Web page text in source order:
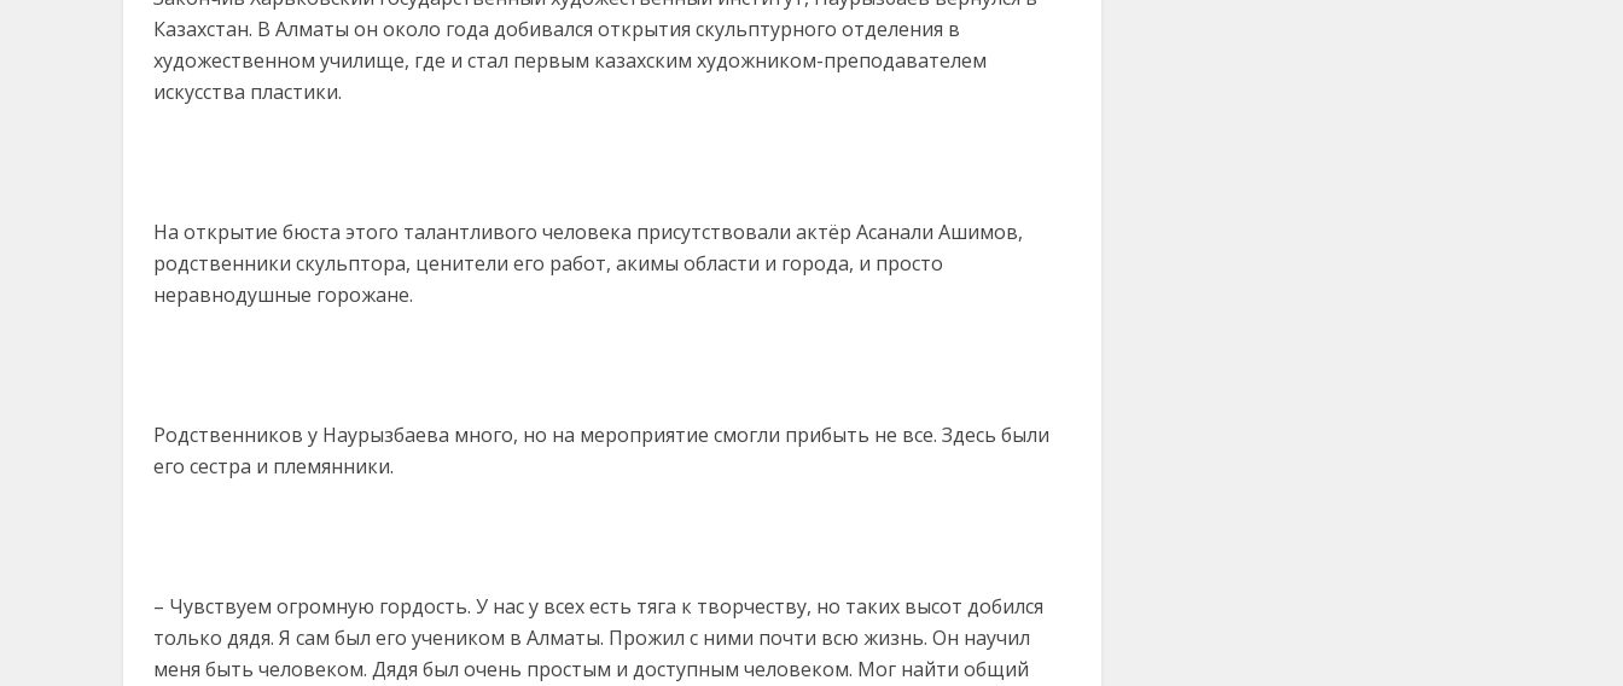
Казахстан. В Алматы он около года добивался открытия скульптурного отделения в
художественном училище, где и стал первым казахским художником-преподавателем
искусства пластики.
На открытие бюста этого талантливого человека присутствовали актёр Асанали Ашимов,
родственники скульптора, ценители его работ, акимы области и города, и просто
неравнодушные горожане.
Родственников у Наурызбаева много, но на мероприятие смогли прибыть не все. Здесь были
его сестра и племянники.
– Чувствуем огромную гордость. У нас у всех есть тяга к творчеству, но таких высот добился
только дядя. Я сам был его учеником в Алматы. Прожил с ними почти всю жизнь. Он научил
меня быть человеком. Дядя был очень простым и доступным человеком. Мог найти общий